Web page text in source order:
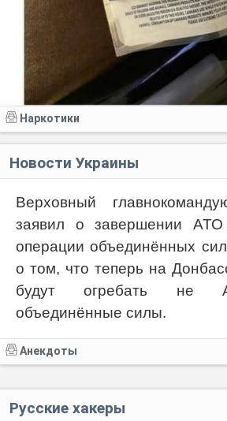
Наркотики
Новости Украины
Верховный
заявил о завершении
операции объединённых
о том, что теперь на
будут огребать не
объединённые силы.
Анекдоты
Русские хакеры